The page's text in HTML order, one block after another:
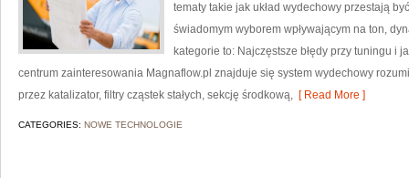
tematy takie jak układ wydechowy przestają
świadomym wyborem wpływającym na ton,
kategorie to: Najczęstsze błędy przy tuningu i
centrum zainteresowania Magnaflow.pl znajduje się system wydechowy
przez katalizator, filtry cząstek stałych, sekcję środkową, [ Read More ]
CATEGORIES: NOWE TECHNOLOGIE